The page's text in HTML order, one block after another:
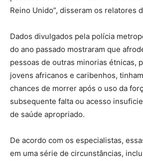
Reino Unido”, disseram os relatores
Dados divulgados pela polícia
do ano passado mostraram que
pessoas de outras minorias étnicas,
jovens africanos e caribenhos,
chances de morrer após o uso da
subsequente falta ou acesso
de saúde apropriado.
De acordo com os especialistas,
em uma série de circunstâncias,